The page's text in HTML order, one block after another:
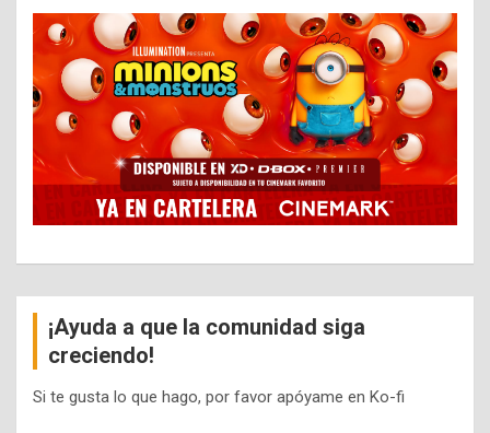
¡Ayuda a que la comunidad siga
creciendo!
Si te gusta lo que hago, por favor apóyame en Ko-fi